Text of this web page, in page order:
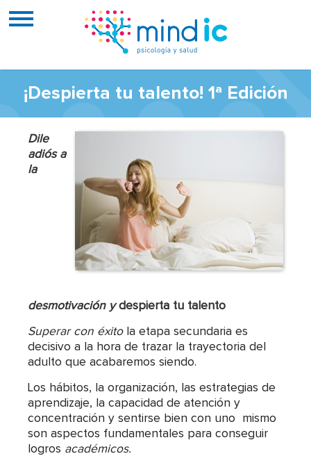
¡Despierta tu talento! 1ª Edición
Dile
adiós a
la
desmotivación ydespierta tu talento
Superar con éxito la etapa secundaria es
decisivo a la hora de trazar la trayectoria del
adulto que acabaremos siendo.
Los hábitos, la organización, las estrategias de
aprendizaje, la capacidad de atención y
concentración y sentirse bien con uno mismo
son aspectos fundamentales para conseguir
logros académicos.